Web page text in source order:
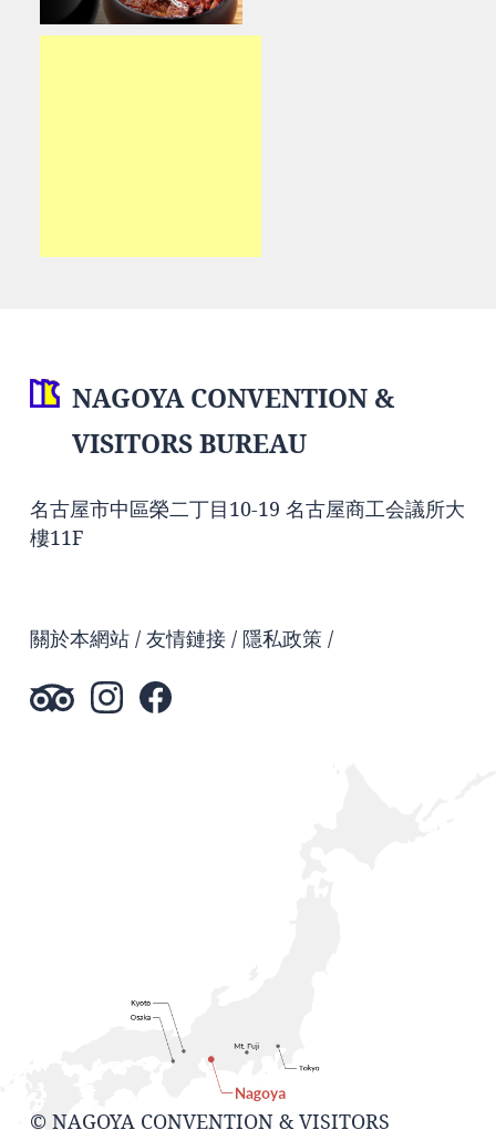
NAGOYA CONVENTION &
VISITORS BUREAU
名古屋市中區榮二丁目10-19 名古屋商工会議所大
樓11F
關於本網站 友情鏈接 隱私政策
© NAGOYA CONVENTION & VISITORS